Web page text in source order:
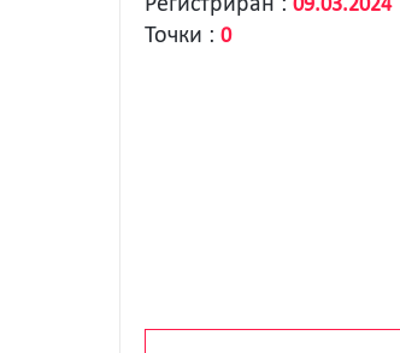
Регистриран : 09.03.2024
Точки : 0